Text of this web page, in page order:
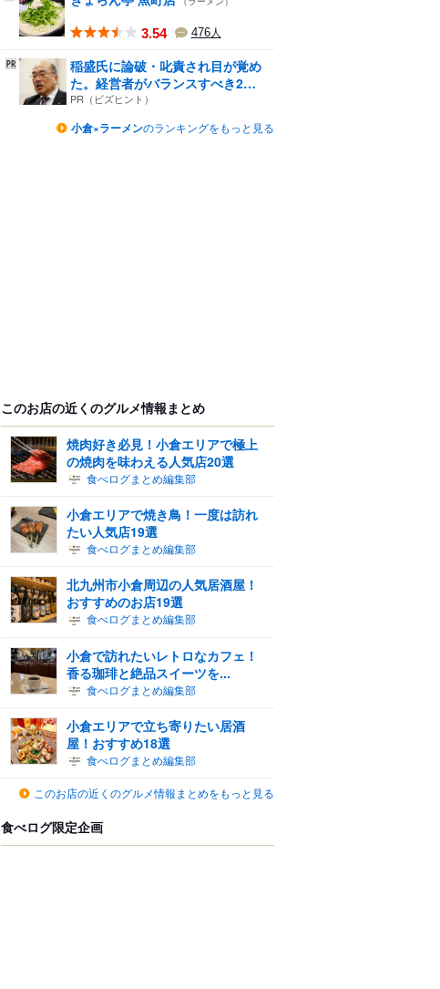
3.54 476人
稲盛氏に論破・叱責され目が覚め
た。経営者がバランスすべき2
つ...
PR（ビズヒント）
小倉×ラーメンのランキングをもっと見る
このお店の近くのグルメ情報まとめ
焼肉好き必見！小倉エリアで極上
の焼肉を味わえる人気店20選
食べログまとめ編集部
小倉エリアで焼き鳥！一度は訪れ
たい人気店19選
食べログまとめ編集部
北九州市小倉周辺の人気居酒屋！
おすすめのお店19選
食べログまとめ編集部
小倉で訪れたいレトロなカフェ！
香る珈琲と絶品スイーツを...
食べログまとめ編集部
小倉エリアで立ち寄りたい居酒
屋！おすすめ18選
食べログまとめ編集部
このお店の近くのグルメ情報まとめをもっと見る
食べログ限定企画